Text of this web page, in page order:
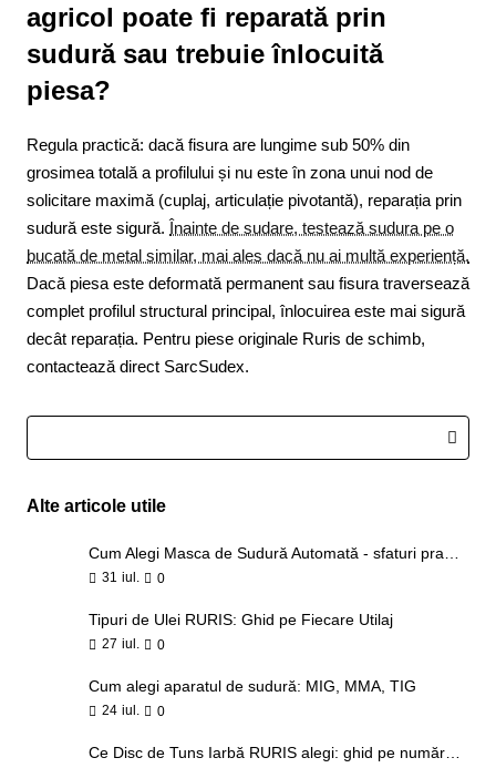
agricol poate fi reparată prin
sudură sau trebuie înlocuită
piesa?
Regula practică: dacă fisura are lungime sub 50% din
grosimea totală a profilului și nu este în zona unui nod de
solicitare maximă (cuplaj, articulație pivotantă), reparația prin
sudură este sigură. Înainte de sudare, testează sudura pe o
bucată de metal similar, mai ales dacă nu ai multă experiență.
Dacă piesa este deformată permanent sau fisura traversează
complet profilul structural principal, înlocuirea este mai sigură
decât reparația. Pentru piese originale Ruris de schimb,
contactează direct SarcSudex.
Alte articole utile
31 iul. 0
Tipuri de Ulei RURIS: Ghid pe Fiecare Utilaj
27 iul. 0
Cum alegi aparatul de sudură: MIG, MMA, TIG
24 iul. 0